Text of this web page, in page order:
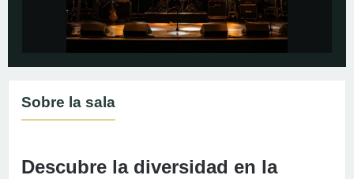
Sobre la sala
Descubre la diversidad en la